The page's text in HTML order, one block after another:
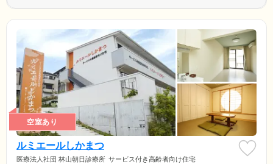
空室あり
ルミエールしかまつ
医療法人社団 林山朝日診療所 サービス付き高齢者向け住宅